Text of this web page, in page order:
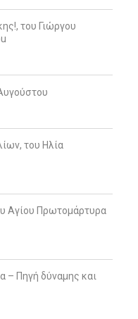
του Γιώργου
του Ηλία
Αγίου Πρωτομάρτυρα
– Πηγή δύναμης και